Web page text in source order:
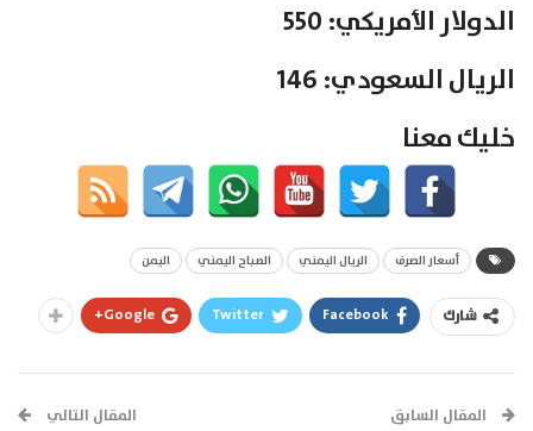
الدولار الأمريكي: 550
الريال السعودي: 146
خليك معنا
أسعار الصرف الريال اليمني الصباح اليمني اليمن
شارك Facebook
Twitter
Google+
المقال السابق المقال التالي